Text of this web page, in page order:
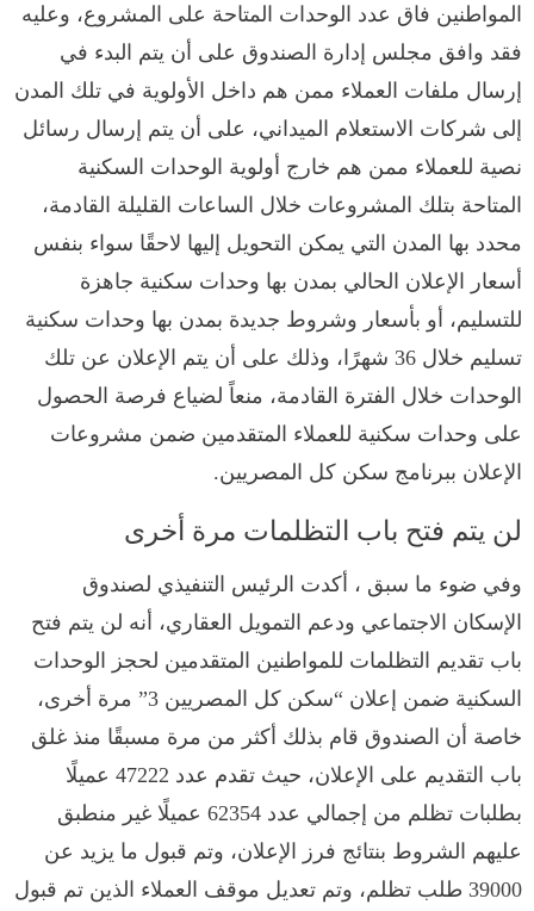
المواطنين فاق عدد الوحدات المتاحة على المشروع، وعليه
فقد وافق مجلس إدارة الصندوق على أن يتم البدء في
إرسال ملفات العملاء ممن هم داخل الأولوية في تلك المدن
إلى شركات الاستعلام الميداني، على أن يتم إرسال رسائل
نصية للعملاء ممن هم خارج أولوية الوحدات السكنية
المتاحة بتلك المشروعات خلال الساعات القليلة القادمة،
محدد بها المدن التي يمكن التحويل إليها لاحقًا سواء بنفس
أسعار الإعلان الحالي بمدن بها وحدات سكنية جاهزة
للتسليم، أو بأسعار وشروط جديدة بمدن بها وحدات سكنية
تسليم خلال 36 شهرًا، وذلك على أن يتم الإعلان عن تلك
الوحدات خلال الفترة القادمة، منعاً لضياع فرصة الحصول
على وحدات سكنية للعملاء المتقدمين ضمن مشروعات
الإعلان ببرنامج سكن كل المصريين.
لن يتم فتح باب التظلمات مرة أخرى
وفي ضوء ما سبق ، أكدت الرئيس التنفيذي لصندوق
الإسكان الاجتماعي ودعم التمويل العقاري، أنه لن يتم فتح
باب تقديم التظلمات للمواطنين المتقدمين لحجز الوحدات
السكنية ضمن إعلان “سكن كل المصريين 3” مرة أخرى،
خاصة أن الصندوق قام بذلك أكثر من مرة مسبقًا منذ غلق
باب التقديم على الإعلان، حيث تقدم عدد 47222 عميلًا
بطلبات تظلم من إجمالي عدد 62354 عميلًا غير منطبق
عليهم الشروط بنتائج فرز الإعلان، وتم قبول ما يزيد عن
39000 طلب تظلم، وتم تعديل موقف العملاء الذين تم قبول